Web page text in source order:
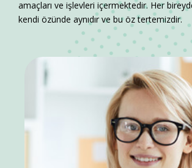
amaçları ve işlevleri içermektedir. Her
kendi özünde aynıdır ve bu öz